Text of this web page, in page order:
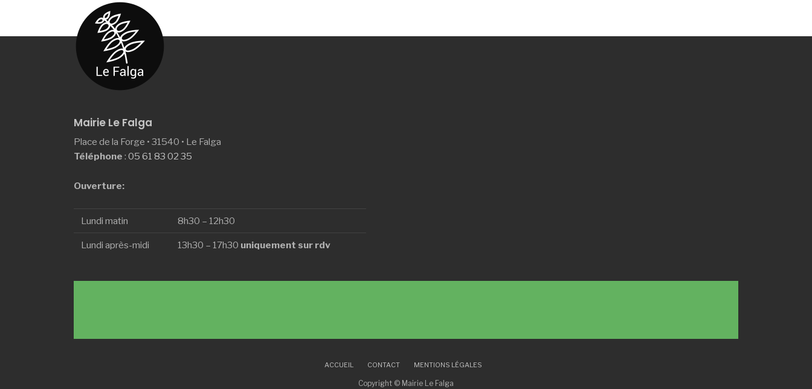
Mairie Le Falga
Place de la Forge • 31540 • Le Falga
Téléphone : 05 61 83 02 35
Ouverture:
Lundi matin 8h30 – 12h30
Lundi après-midi 13h30 – 17h30 uniquement sur rdv
ACCUEIL CONTACT MENTIONS LÉGALES
Copyright © Mairie Le Falga